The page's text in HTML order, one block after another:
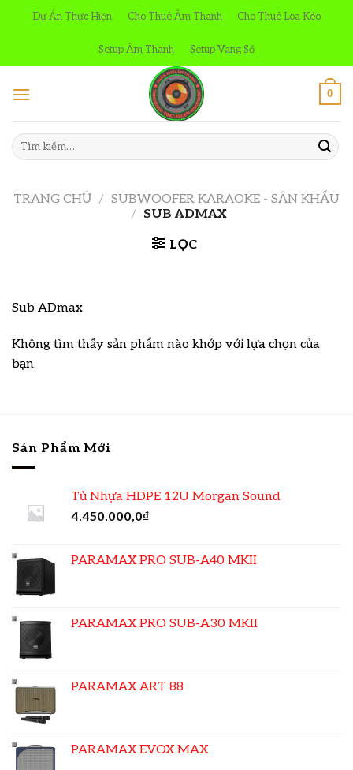
Dự Án Thực Hiện Cho Thuê Âm Thanh Cho Thuê Loa Kéo
Setup Âm Thanh Setup Vang Số
0
Tìm
kiếm:
TRANG CHỦ / SUBWOOFER KARAOKE - SÂN KHẤU
/ SUB ADMAX
LỌC
Sub ADmax
Không tìm thấy sản phẩm nào khớp với lựa chọn của
bạn.
Sản Phẩm Mới
Tủ Nhựa HDPE 12U Morgan Sound
4.450.000,0₫
PARAMAX PRO SUB-A40 MKII
PARAMAX PRO SUB-A30 MKII
PARAMAX ART 88
PARAMAX EVOX MAX